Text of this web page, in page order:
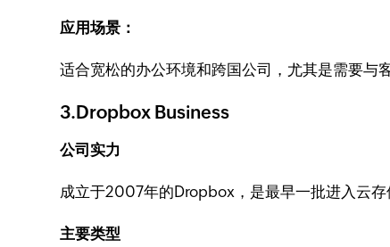
应用场景：
适合宽松的办公环境和跨国公司，尤其是需要与
3.Dropbox Business
公司实力
成立于2007年的Dropbox，是最早一批进入云存
主要类型